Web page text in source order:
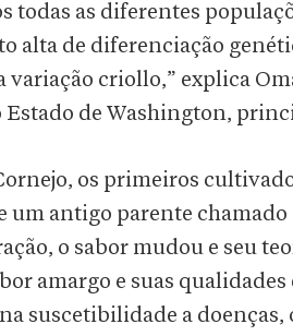
todas as diferentes
alta de diferenciação
variação criollo,” explica
de Washington,
os primeiros
um antigo parente chamado
o sabor mudou e seu
amargo e suas
suscetibilidade a doenças,